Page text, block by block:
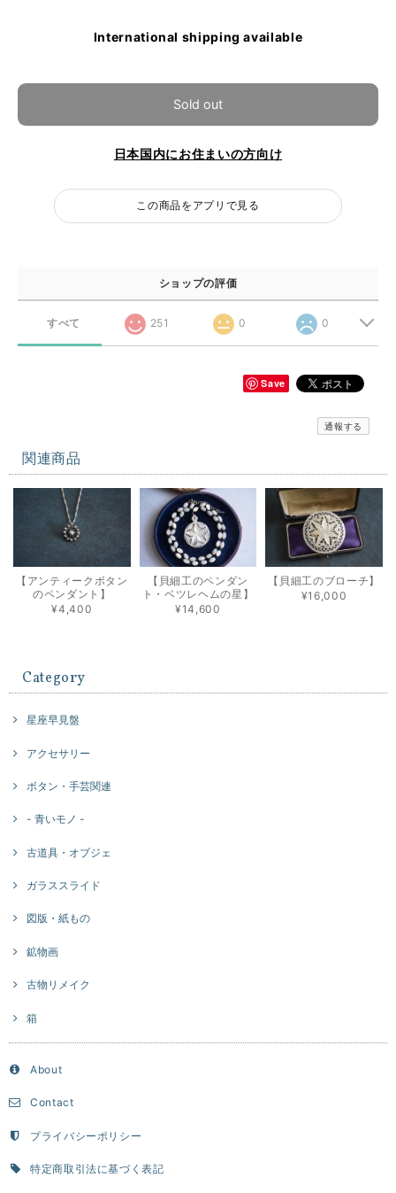
International shipping available
Sold out
日本国内にお住まいの方向け
この商品をアプリで見る
ショップの評価
すべて 251 0 0
Save
通報する
関連商品
【アンティークボタン
のペンダント】
¥4,400
【貝細工のペンダン
ト・ベツレヘムの星】
¥14,600
【貝細工のブローチ】
¥16,000
Category
星座早見盤
アクセサリー
ボタン・手芸関連
- 青いモノ -
古道具・オブジェ
ガラススライド
図版・紙もの
鉱物画
古物リメイク
箱
About
Contact
プライバシーポリシー
特定商取引法に基づく表記